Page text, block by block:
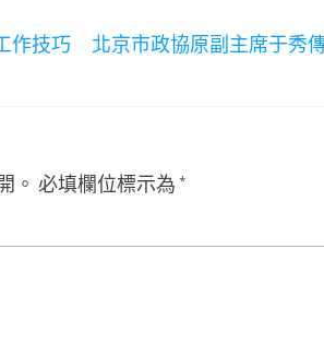
作技巧
北京市政協原副主席于秀
。 必填欄位標示為 *